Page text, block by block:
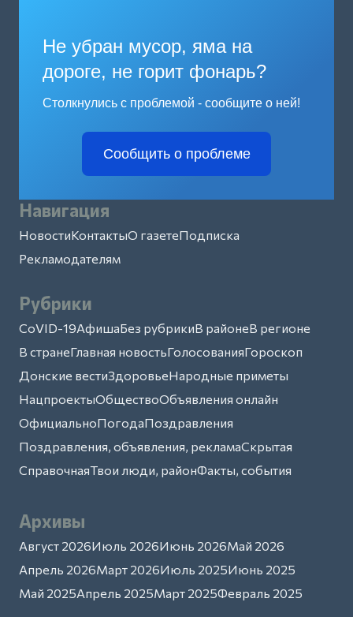
Не убран мусор, яма на
дороге, не горит фонарь?
Столкнулись с проблемой - сообщите о ней!
Сообщить о проблеме
Навигация
НовостиКонтактыО газетеПодписка
Рекламодателям
Рубрики
CoVID-19АфишаБез рубрикиВ районеВ регионе
В странеГлавная новостьГолосованияГороскоп
Донские вестиЗдоровьеНародные приметы
НацпроектыОбществоОбъявления онлайн
ОфициальноПогодаПоздравления
Поздравления, объявления, рекламаСкрытая
СправочнаяТвои люди, районФакты, события
Архивы
Август 2026Июль 2026Июнь 2026Май 2026
Апрель 2026Март 2026Июль 2025Июнь 2025
Май 2025Апрель 2025Март 2025Февраль 2025